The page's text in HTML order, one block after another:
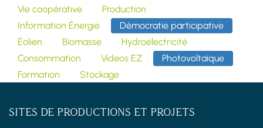
Vie coopérative
Production
Information Énergie
Démocratie participative
Éolien
Biomasse
Hydroélectricité
Consommation
Videos EZ
Photovoltaïque
Formation
Stockage
SITES DE PRODUCTIONS ET PROJETS